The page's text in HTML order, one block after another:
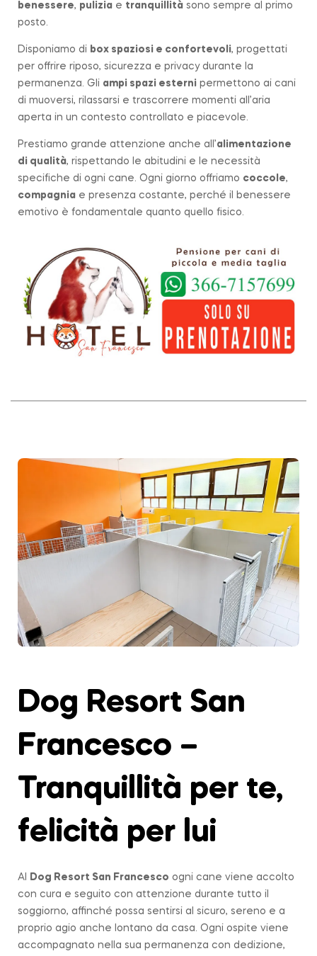
benessere, pulizia e tranquillità sono sempre al primo
posto.
Disponiamo di box spaziosi e confortevoli, progettati
per offrire riposo, sicurezza e privacy durante la
permanenza. Gli ampi spazi esterni permettono ai cani
di muoversi, rilassarsi e trascorrere momenti all’aria
aperta in un contesto controllato e piacevole.
Prestiamo grande attenzione anche all’alimentazione
di qualità, rispettando le abitudini e le necessità
specifiche di ogni cane. Ogni giorno offriamo coccole,
compagnia e presenza costante, perché il benessere
emotivo è fondamentale quanto quello fisico.
Dog Resort San
Francesco –
Tranquillità per te,
felicità per lui
Al Dog Resort San Francesco ogni cane viene accolto
con cura e seguito con attenzione durante tutto il
soggiorno, affinché possa sentirsi al sicuro, sereno e a
proprio agio anche lontano da casa. Ogni ospite viene
accompagnato nella sua permanenza con dedizione,